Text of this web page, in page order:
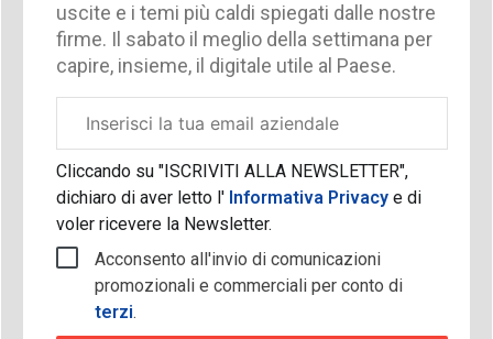
uscite e i temi più caldi spiegati dalle nostre
firme. Il sabato il meglio della settimana per
capire, insieme, il digitale utile al Paese.
aziendale
Cliccando su "ISCRIVITI ALLA NEWSLETTER",
dichiaro di aver letto l'Informativa Privacy e di
voler ricevere la Newsletter.
Acconsento all'invio di comunicazioni
promozionali e commerciali per conto di
terzi.